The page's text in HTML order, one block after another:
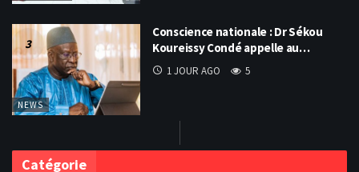
NEWS
Conscience nationale : Dr Sékou
Koureissy Condé appelle au…
1 JOUR AGO 5
Catégorie